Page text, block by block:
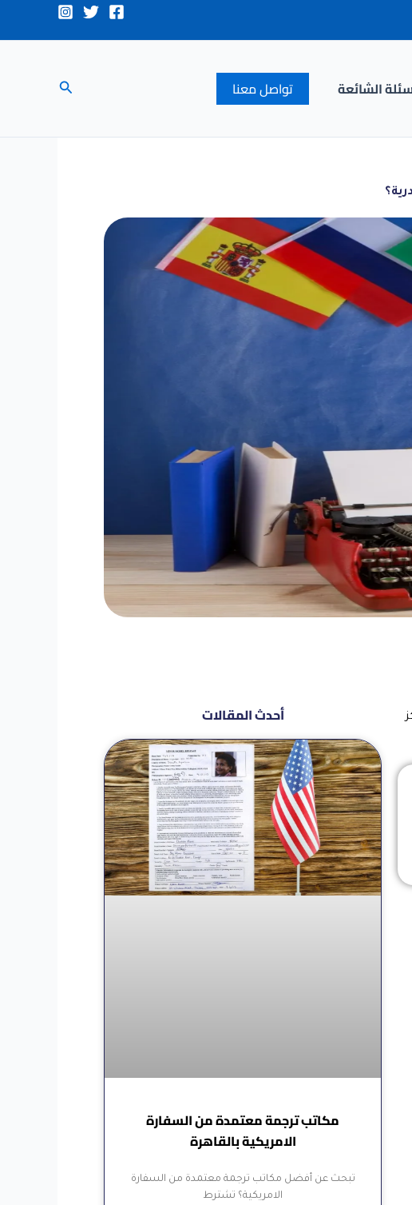
الشائعة تواصل معنا البحث
أحدث المقالات
مكاتب ترجمة معتمدة من السفارة
الامريكية بالقاهرة
تبحث عن أفضل مكاتب ترجمة معتمدة من السفارة
الامريكية؟ تشترط